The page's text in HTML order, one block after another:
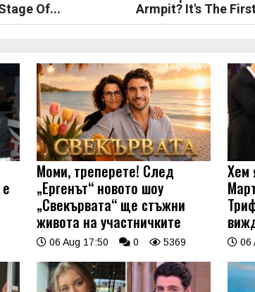
Of...
Armpit? It's The
Моми, треперете! След
„Ергенът“ новото шоу
„Свекървата“ ще стъжни
живота на участничките
06 Aug 17:50 0 5369
Хем
06